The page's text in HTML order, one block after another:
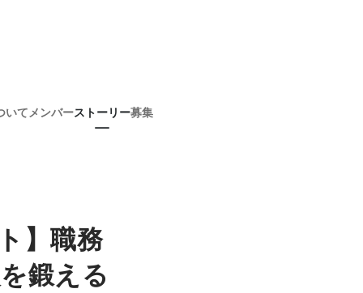
いて メンバーストーリー募集
】職務
鍛える